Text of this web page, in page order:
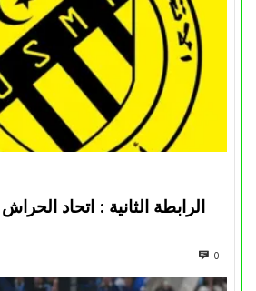
الرابطة الثانية : اتحاد
0